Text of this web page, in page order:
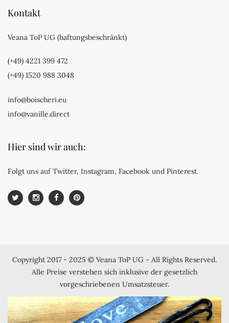
Kontakt
Veana ToP UG (haftungsbeschränkt)
(+49) 4221 399 472
(+49) 1520 988 3048
info@boischeri.eu
info@vanille.direct
Hier sind wir auch:
Folgt uns auf Twitter, Instagram, Facebook und Pinterest.
Copyright 2017 - 2025 © Veana ToP UG - All Rights Reserved.
Alle Preise verstehen sich inklusive der gesetzlich
vorgeschriebenen Umsatzsteuer.